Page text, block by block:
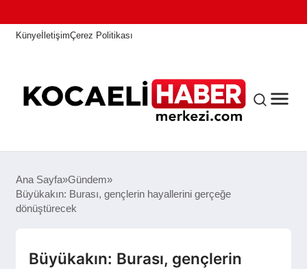
KünyeİletişimÇerez Politikası
ANASAYFA
Ana Sayfa Gündem
Büyükakın: Burası, gençlerin hayallerini gerçeğe
dönüştürecek
Büyükakın: Burası, gençlerin